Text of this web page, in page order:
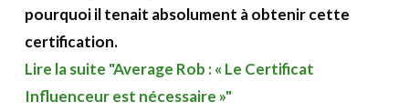
pourquoi il tenait absolument à obtenir cette
certification.
Lire la suite "Average Rob : « Le Certificat
Influenceur est nécessaire »"